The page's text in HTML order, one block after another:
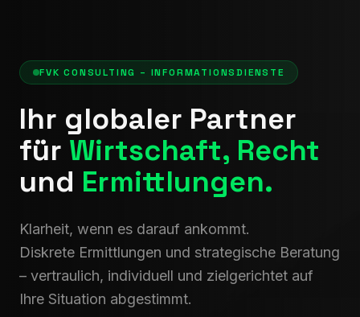
FVK CONSULTING – INFORMATIONSDIENSTE
Ihr globaler Partner
für Wirtschaft, Recht
und Ermittlungen.
Klarheit, wenn es darauf ankommt.
Diskrete Ermittlungen und strategische Beratung
– vertraulich, individuell und zielgerichtet auf
Ihre Situation abgestimmt.